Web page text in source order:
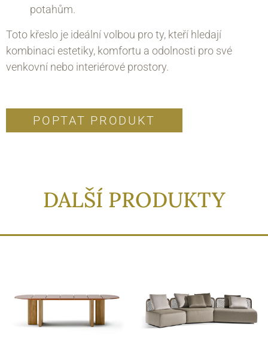
potahům.
Toto křeslo je ideální volbou pro ty, kteří hledají
kombinaci estetiky, komfortu a odolnosti pro své
venkovní nebo interiérové prostory.
POPTAT PRODUKT
DALŠÍ PRODUKTY